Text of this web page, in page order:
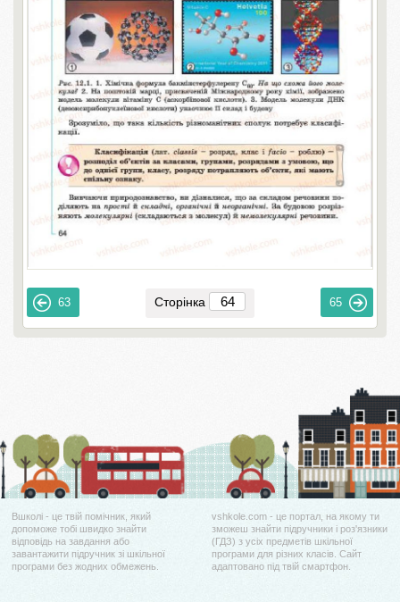
63 Сторінка 65
Вшколі - це твій помічник, який
допоможе тобі швидко знайти
відповідь на завдання або
завантажити підручник зі шкільної
програми без жодних обмежень.
vshkole.com - це портал, на якому ти
зможеш знайти підручники і роз'язники
(ГДЗ) з усіх предметів шкільної
програми для різних класів. Сайт
адаптовано під твій смартфон.